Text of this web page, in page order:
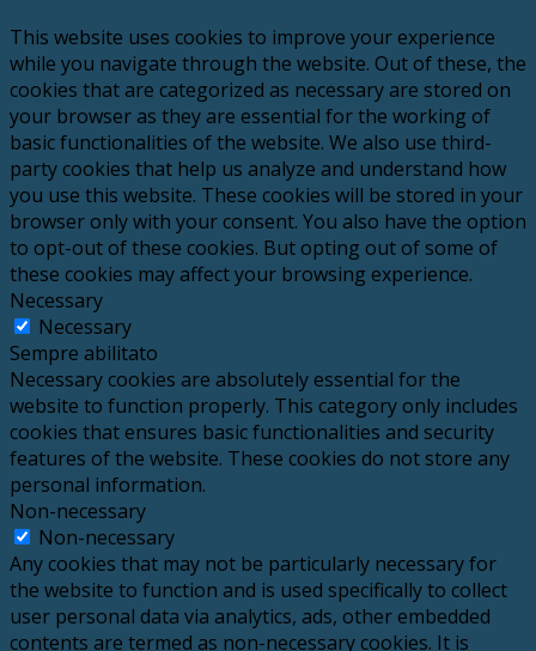
This website uses cookies to improve your experience
while you navigate through the website. Out of these, the
cookies that are categorized as necessary are stored on
your browser as they are essential for the working of
basic functionalities of the website. We also use third-
party cookies that help us analyze and understand how
you use this website. These cookies will be stored in your
browser only with your consent. You also have the option
to opt-out of these cookies. But opting out of some of
these cookies may affect your browsing experience.
Necessary
Necessary
Sempre abilitato
Necessary cookies are absolutely essential for the
website to function properly. This category only includes
cookies that ensures basic functionalities and security
features of the website. These cookies do not store any
personal information.
Non-necessary
Non-necessary
Any cookies that may not be particularly necessary for
the website to function and is used specifically to collect
user personal data via analytics, ads, other embedded
contents are termed as non-necessary cookies. It is